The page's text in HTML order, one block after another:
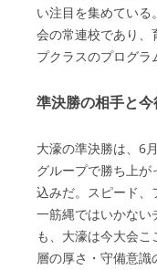
い注目を集めてい
会の常連校であり、
プクラスのプログラ
準決勝の相手と
大濠の準決勝は、6
グループで勝ち上
込みだ。スピード、
一筋縄ではいかない
も、大濠は今大会
層の厚さ・守備意識